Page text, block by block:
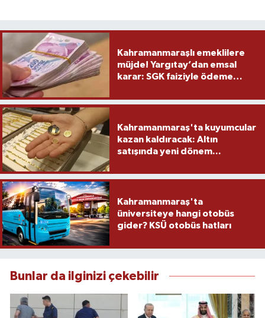
Kahramanmaraşlı emeklilere
müjde! Yargıtay’dan emsal
karar: SGK faiziyle ödeme
Kahramanmaraş'ta kuyumcular
kazan kaldıracak: Altın
satışında yeni dönem...
Kahramanmaraş'ta
üniversiteye hangi otobüs
gider? KSÜ otobüs hatları
Bunlar da ilginizi çekebilir